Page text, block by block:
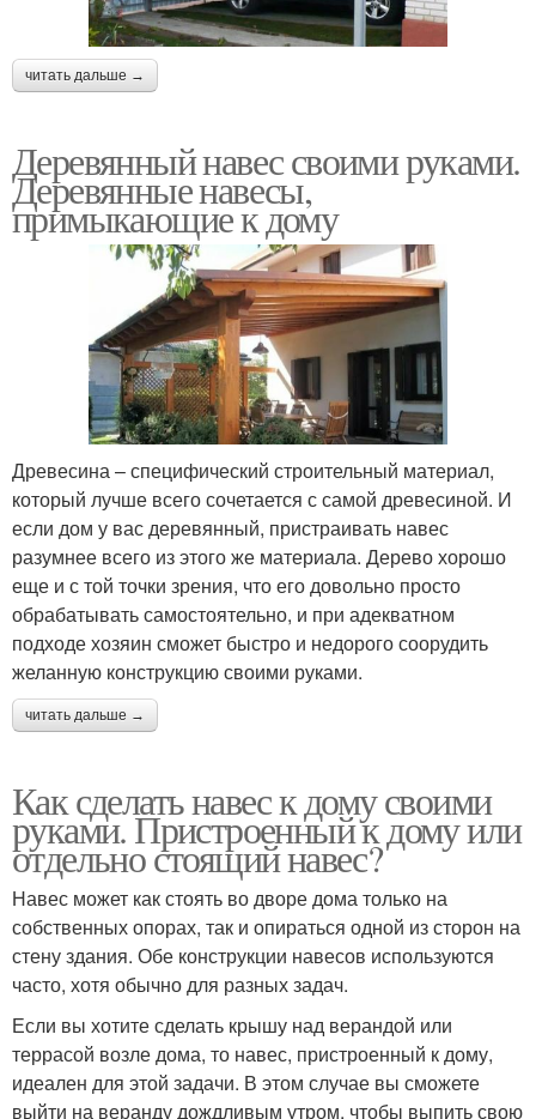
читать дальше →
Деревянный навес своими руками.
Деревянные навесы,
примыкающие к дому
Древесина – специфический строительный материал,
который лучше всего сочетается с самой древесиной. И
если дом у вас деревянный, пристраивать навес
разумнее всего из этого же материала. Дерево хорошо
еще и с той точки зрения, что его довольно просто
обрабатывать самостоятельно, и при адекватном
подходе хозяин сможет быстро и недорого соорудить
желанную конструкцию своими руками.
читать дальше →
Как сделать навес к дому своими
руками. Пристроенный к дому или
отдельно стоящий навес?
Навес может как стоять во дворе дома только на
собственных опорах, так и опираться одной из сторон на
стену здания. Обе конструкции навесов используются
часто, хотя обычно для разных задач.
Если вы хотите сделать крышу над верандой или
террасой возле дома, то навес, пристроенный к дому,
идеален для этой задачи. В этом случае вы сможете
выйти на веранду дождливым утром, чтобы выпить свою